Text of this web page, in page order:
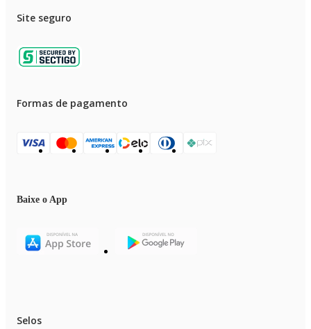
Site seguro
Formas de pagamento
Baixe o App
Selos